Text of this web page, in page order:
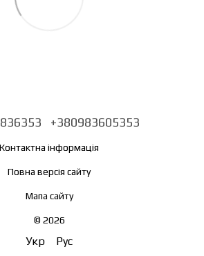
+380983605353
Контактна інформація
Повна версія сайту
Мапа сайту
© 2026
Укр Рус